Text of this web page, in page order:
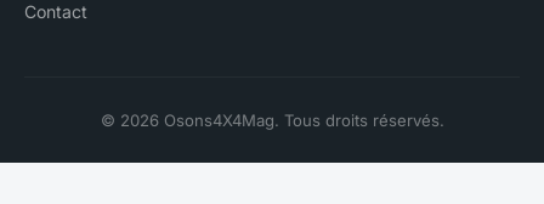
Contact
© 2026 Osons4X4Mag. Tous droits réservés.